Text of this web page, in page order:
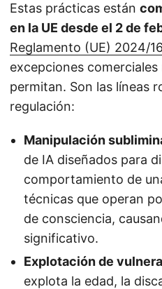
Estas prácticas están
en la UE desde el 2 de
Reglamento (UE) 2024/
excepciones
permitan. Son las líneas
regulación:
Manipulación
de IA diseñados para
comportamiento de
técnicas que operan
de consciencia,
significativo.
Explotación de
explota la edad, la